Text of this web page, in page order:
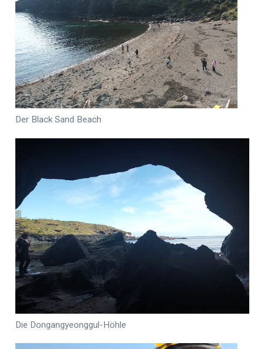
Der Black Sand Beach
Die Dongangyeonggul-Höhle